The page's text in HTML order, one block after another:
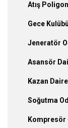
Atış
Gece
Jeneratör
Asansör
Kazan
Soğutma
Kompresör